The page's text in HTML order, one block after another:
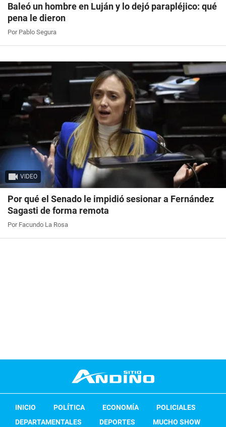
Baleó un hombre en Luján y lo dejó parapléjico: qué
pena le dieron
Por Pablo Segura
VIDEO
Por qué el Senado le impidió sesionar a Fernández
Sagasti de forma remota
Por Facundo La Rosa
INICIO POLÍTICA ECONOMÍA
POLICIALES
DEPARTAMENTALES
DEPORTES MUCHO SHOW